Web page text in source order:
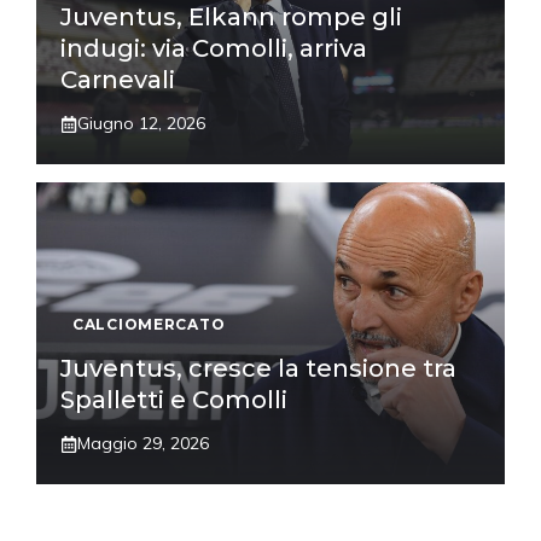
Juventus, Elkann rompe gli
indugi: via Comolli, arriva
Carnevali
Giugno 12, 2026
CALCIOMERCATO
Juventus, cresce la tensione tra
Spalletti e Comolli
Maggio 29, 2026